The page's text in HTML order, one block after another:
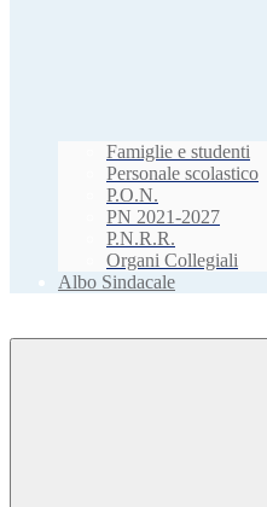
Famiglie e studenti
Personale scolastico
P.O.N.
PN 2021-2027
P.N.R.R.
Organi Collegiali
Albo Sindacale